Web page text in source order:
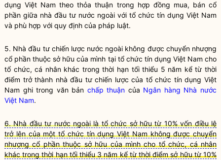
dụng Việt Nam theo thỏa thuận trong hợp đồng mua, bán cổ
phần giữa nhà đầu tư nước ngoài với tổ chức tín dụng Việt Nam
và phù hợp với quy định của pháp luật.
5. Nhà đầu tư chiến lược nước ngoài không được chuyển nhượng
cổ phần thuộc sở hữu của mình tại tổ chức tín dụng Việt Nam cho
tổ chức, cá nhân khác trong thời hạn tối thiểu 5 năm kể từ thời
điểm trở thành nhà đầu tư chiến lược của tổ chức tín dụng Việt
Nam ghi trong văn bản chấp thuận của Ngân hàng Nhà nước
Việt Nam.
6. Nhà đầu tư nước ngoài là tổ chức sở hữu từ 10% vốn điều lệ
trở lên của một tổ chức tín dụng Việt Nam không được chuyển
nhượng cổ phần thuộc sở hữu của mình cho tổ chức, cá nhân
khác trong thời hạn tối thiểu 3 năm kể từ thời điểm sở hữu từ 10%